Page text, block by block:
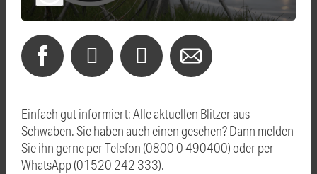
Einfach gut informiert: Alle aktuellen Blitzer aus
Schwaben. Sie haben auch einen gesehen? Dann melden
Sie ihn gerne per Telefon (0800 0 490400) oder per
WhatsApp (01520 242 333).